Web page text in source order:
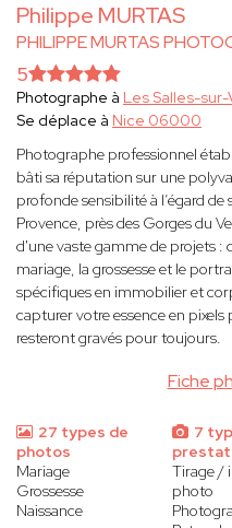
Philippe MURTAS
PHILIPPE MURTAS
Fiche
5
Photographe à Les Salles-
Se déplace à Nice 06000
Photographe professionnel
bâti sa réputation sur une
profonde sensibilité à l’égard
Provence, près des Gorges du
d'une vaste gamme de projets :
mariage, la grossesse et le
spécifiques en immobilier et
capturer votre essence en
resteront gravés pour toujours.
27 types de
photos
Mariage
Grossesse
Naissance
7
Tirage /
photo